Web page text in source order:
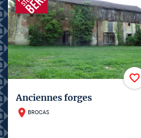
Anciennes forges
BROCAS